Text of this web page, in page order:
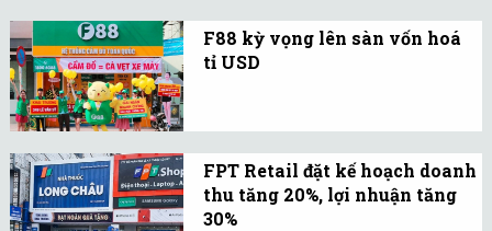
FPT (FPT Retail, FRT) liên
tục dậy sóng trên thị
F88 kỳ vọng lên sàn vốn hoá
tỉ USD
chuỗi cầm đồ F88) sẽ lên
sàn HoSE vào năm 2024
với vốn hóa thị trường 1
FPT Retail đặt kế hoạch doanh
thu tăng 20%, lợi nhuận tăng
30%